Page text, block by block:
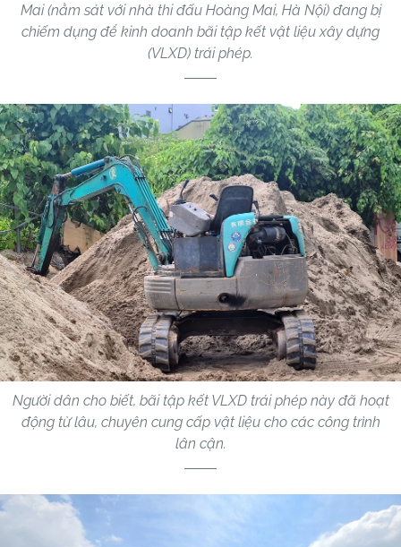
Mai (nằm sát với nhà thi đấu Hoàng Mai, Hà Nội) đang bị
chiếm dụng để kinh doanh bãi tập kết vật liệu xây dựng
(VLXD) trái phép.
Người dân cho biết, bãi tập kết VLXD trái phép này đã hoạt
động từ lâu, chuyên cung cấp vật liệu cho các công trình
lân cận.